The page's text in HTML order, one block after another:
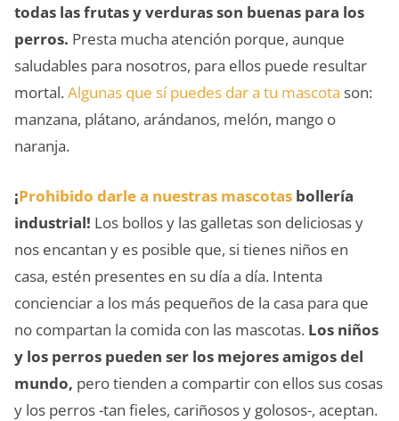
todas las frutas y verduras son buenas para los
perros. Presta mucha atención porque, aunque
saludables para nosotros, para ellos puede resultar
mortal.Algunas que sí puedes dar a tu mascota son:
manzana, plátano, arándanos, melón, mango o
naranja.
¡Prohibido darle a nuestras mascotas bollería
industrial! Los bollos y las galletas son deliciosas y
nos encantan y es posible que, si tienes niños en
casa, estén presentes en su día a día. Intenta
concienciar a los más pequeños de la casa para que
no compartan la comida con las mascotas. Los niños
y los perros pueden ser los mejores amigos del
mundo, pero tienden a compartir con ellos sus cosas
y los perros -tan fieles, cariñosos y golosos-, aceptan.